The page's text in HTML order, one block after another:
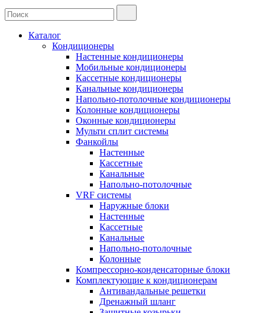
Каталог
Кондиционеры
Настенные кондиционеры
Мобильные кондиционеры
Кассетные кондиционеры
Канальные кондиционеры
Напольно-потолочные кондиционеры
Колонные кондиционеры
Оконные кондиционеры
Мульти сплит системы
Фанкойлы
Настенные
Кассетные
Канальные
Напольно-потолочные
VRF системы
Наружные блоки
Настенные
Кассетные
Канальные
Напольно-потолочные
Колонные
Компрессорно-конденсаторные блоки
Комплектующие к кондиционерам
Антивандальные решетки
Дренажный шланг